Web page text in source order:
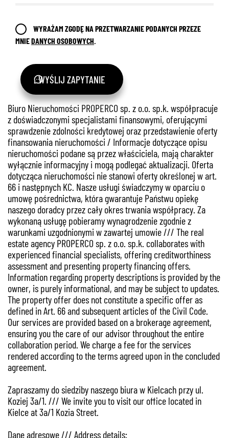
WYRAŻAM ZGODĘ NA PRZETWARZANIE PODANYCH PRZEZE
MNIEDANYCH OSOBOWYCH
WYŚLIJ ZAPYTANIE
Biuro Nieruchomości PROPERCO sp. z o.o. sp.k. współpracuje
z doświadczonymi specjalistami finansowymi, oferującymi
sprawdzenie zdolności kredytowej oraz przedstawienie oferty
finansowania nieruchomości / Informacje dotyczące opisu
nieruchomości podane są przez właściciela, mają charakter
wyłącznie informacyjny i mogą podlegać aktualizacji. Oferta
dotycząca nieruchomości nie stanowi oferty określonej w art.
66 i następnych KC. Nasze usługi świadczymy w oparciu o
umowę pośrednictwa, która gwarantuje Państwu opiekę
naszego doradcy przez cały okres trwania współpracy. Za
wykonaną usługę pobieramy wynagrodzenie zgodnie z
warunkami uzgodnionymi w zawartej umowie /// The real
estate agency PROPERCO sp. z o.o. sp.k. collaborates with
experienced financial specialists, offering creditworthiness
assessment and presenting property financing offers.
Information regarding property descriptions is provided by the
owner, is purely informational, and may be subject to updates.
The property offer does not constitute a specific offer as
defined in Art. 66 and subsequent articles of the Civil Code.
Our services are provided based on a brokerage agreement,
ensuring you the care of our advisor throughout the entire
collaboration period. We charge a fee for the services
rendered according to the terms agreed upon in the concluded
agreement.
Zapraszamy do siedziby naszego biura w Kielcach przy ul.
Koziej 3a/1. /// We invite you to visit our office located in
Kielce at 3a/1 Kozia Street.
Dane adresowe /// Address details:
888 889 661
692 024 827